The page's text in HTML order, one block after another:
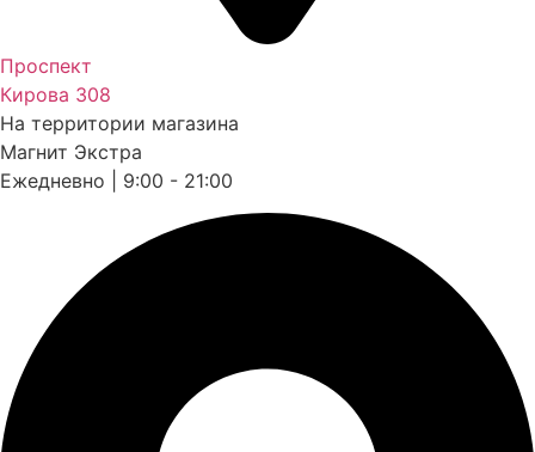
Проспект
Кирова 308
На территории магазина
Магнит Экстра
Ежедневно | 9:00 - 21:00